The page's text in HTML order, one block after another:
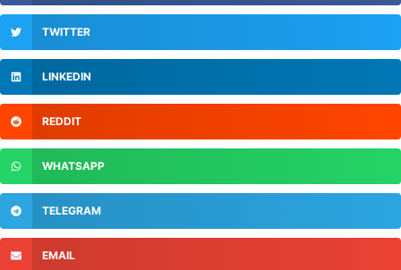
TWITTER
LINKEDIN
REDDIT
WHATSAPP
TELEGRAM
EMAIL